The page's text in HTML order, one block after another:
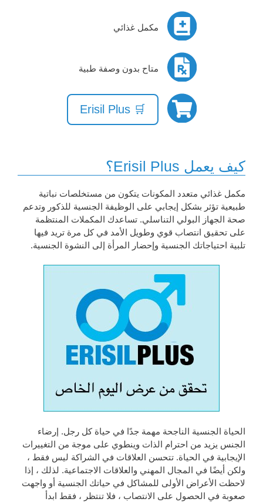
مكمل غذائي
متاح بدون وصفة طبية
🛒 Erisil Plus
كيف يعمل Erisil Plus؟
مكمل غذائي متعدد المكونات يتكون من مستخلصات نباتية
طبيعية تؤثر بشكل إيجابي على الوظيفة الجنسية للذكور وتدعم
صحة الجهاز البولي التناسلي. تساعدك المكملات المنتظمة
على تحقيق انتصاب قوي وطويل الأمد في كل مرة تريد فيها
تلبية احتياجاتك الجنسية وإحضار المرأة إلى النشوة الجنسية.
الحياة الجنسية الناجحة مهمة جدًا في حياة كل رجل. إرضاء
الجنس يزيد من احترام الذات وينطوي على موجة من التغييرات
الإيجابية في الحياة. تتحسن العلاقات في الشراكة ليس فقط ،
ولكن أيضًا في المجال المهني والعلاقات الاجتماعية. لذلك ، إذا
لاحظت الأعراض الأولى للمشاكل في حياتك الجنسية أو واجهت
صعوبة في الحصول على الانتصاب ، فلا تنتظر ، فقط ابدأ